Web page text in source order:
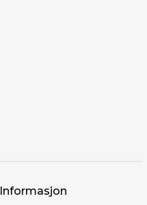
Informasjon